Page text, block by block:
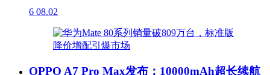
6 08.02
OPPO A7 Pro Max发布：10000mAh超长续航